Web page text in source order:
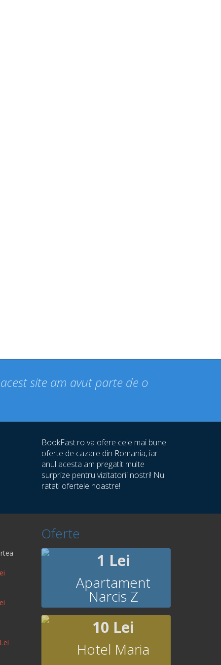
site am avut parte de o
BookFast.ro va ofere cele mai bune
oferte de cazare din Romania, iar
anul acesta am pregatit multe
surprize pentru vizitatorii nostri! Nu
ratati ofertele noastre!
Oferte
1 Lei
Apartament
Narcis Z
10 Lei
Hotel Maria